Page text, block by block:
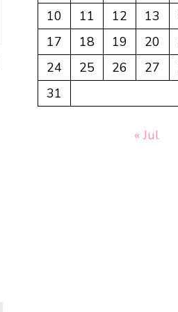
10
11 12 13
17
18 19 20
24
25 26 27
31
« Jul